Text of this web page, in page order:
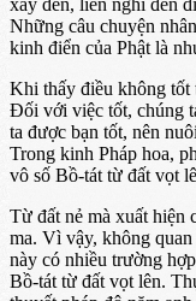
xảy đến, liền nghĩ đến
Những câu chuyện
kinh điển của Phật là
Khi thấy điều không tốt
Đối với việc tốt, chúng
ta được bạn tốt, nên
Trong kinh Pháp hoa,
vô số Bồ-tát từ đất vọt
Từ đất nẻ mà xuất hiện
ma. Vì vậy, không
này có nhiều trường
Bồ-tát từ đất vọt lên.